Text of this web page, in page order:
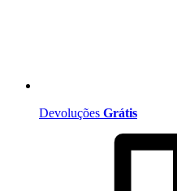
Devoluções Grátis